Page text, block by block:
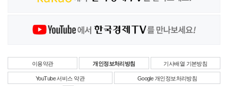
이용약관 개인정보처리방침 기사배열 기본방침
YouTube 서비스 약관 Google 개인정보처리방침